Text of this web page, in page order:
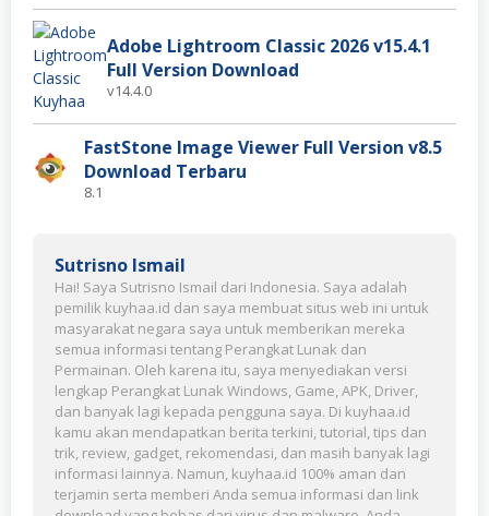
Adobe Lightroom Classic 2026 v15.4.1
Full Version Download
v14.4.0
FastStone Image Viewer Full Version v8.5
Download Terbaru
8.1
Sutrisno Ismail
Hai! Saya Sutrisno Ismail dari Indonesia. Saya adalah
pemilik kuyhaa.id dan saya membuat situs web ini untuk
masyarakat negara saya untuk memberikan mereka
semua informasi tentang Perangkat Lunak dan
Permainan. Oleh karena itu, saya menyediakan versi
lengkap Perangkat Lunak Windows, Game, APK, Driver,
dan banyak lagi kepada pengguna saya. Di kuyhaa.id
kamu akan mendapatkan berita terkini, tutorial, tips dan
trik, review, gadget, rekomendasi, dan masih banyak lagi
informasi lainnya. Namun, kuyhaa.id 100% aman dan
terjamin serta memberi Anda semua informasi dan link